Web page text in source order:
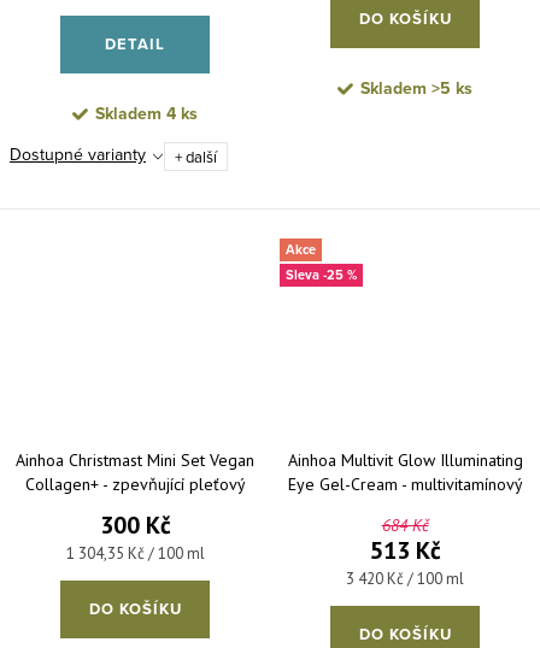
DETAIL
Skladem 4 ks
Dostupné varianty + další
DO KOŠÍKU
Skladem >5 ks
Ainhoa Christmast Mini Set Vegan
Collagen+ - zpevňující pleťový
sérum 8 ml
300 Kč
Měrná cena:
1 304,35 Kč / 100 ml
DO KOŠÍKU
Akce
-25 %
Ainhoa Multivit Glow Illuminating
Eye Gel-Cream - multivitamínový
okolí 15 ml
684 Kč
513 Kč
Měrná cena:
3 420 Kč / 100 ml
DO KOŠÍKU